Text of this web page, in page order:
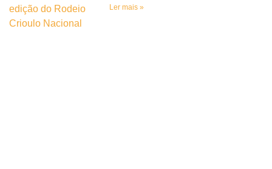
Ler mais »